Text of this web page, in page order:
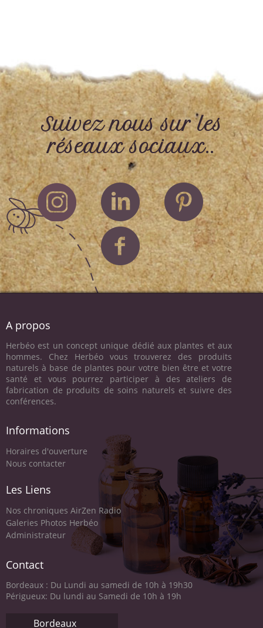
Suivez nous sur les
réseaux sociaux..
A propos
Herbéo est un concept unique dédié aux plantes et aux
hommes. Chez Herbéo vous trouverez des produits
naturels à base de plantes pour votre bien être et votre
santé et vous pourrez participer à des ateliers de
fabrication de produits de soins naturels et suivre des
conférences.
Informations
Horaires d'ouverture
Nous contacter
Les Liens
Nos chroniques AirZen Radio
Galeries Photos Herbéo
Administrateur
Contact
Bordeaux : Du Lundi au samedi de 10h à 19h30
Périgueux: Du lundi au Samedi de 10h à 19h
Bordeaux